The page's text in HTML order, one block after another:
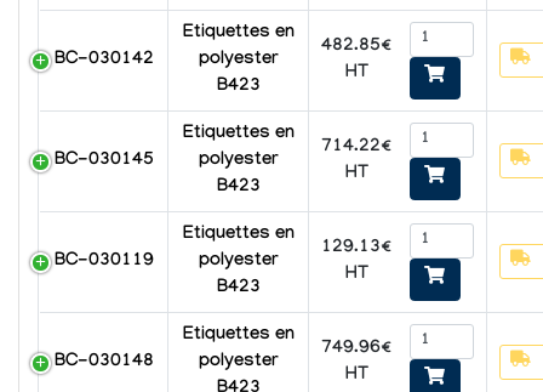
BC-030142
Etiquettes en
polyester
B423
482.85€
HT
BC-030145
Etiquettes en
polyester
B423
714.22€
HT
BC-030119
Etiquettes en
polyester
B423
129.13€
HT
BC-030148
Etiquettes en
polyester
749.96€
HT